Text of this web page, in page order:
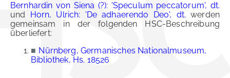
Bernhardin von Siena (?): 'Speculum peccatorum', dt.
und Horn, Ulrich: 'De adhaerendo Deo', dt. werden
gemeinsam in der folgenden HSC-Beschreibung
überliefert:
■ Nürnberg, Germanisches Nationalmuseum,
Bibliothek, Hs. 18526